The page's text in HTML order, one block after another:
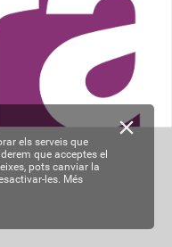
els serveis que
que acceptes el
pots canviar la
les. Més